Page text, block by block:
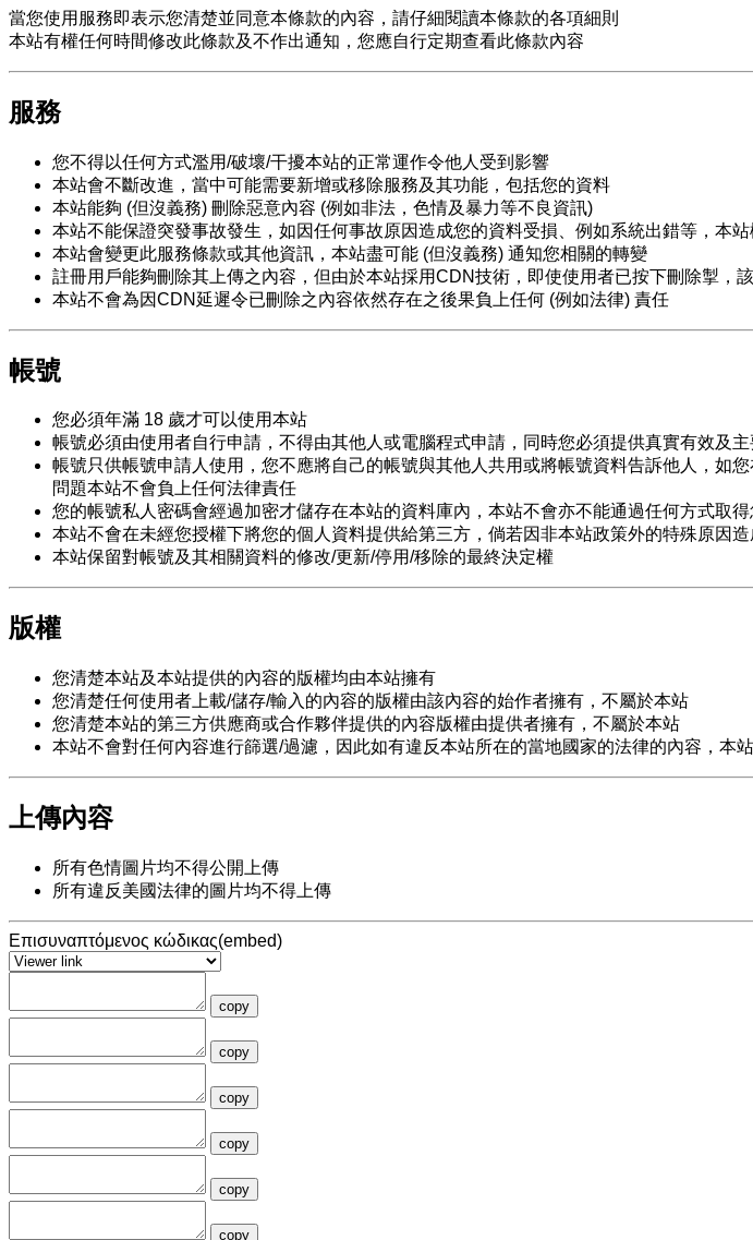
當您使用服務即表示您清楚並同意本條款的內容，請仔細閱讀本條款的各項細則
本站有權任何時間修改此條款及不作出通知，您應自行定期查看此條款內容
服務
您不得以任何方式濫用/破壞/干擾本站的正常運作令他人受到影響
本站會不斷改進，當中可能需要新增或移除服務及其功能，包括您的資料
本站能夠 (但沒義務) 刪除惡意內容 (例如非法，色情及暴力等不良資訊)
本站不能保證突發事故發生，如因任何事故原因造成您的資料受損、例如系統出錯等，本
本站會變更此服務條款或其他資訊，本站盡可能 (但沒義務) 通知您相關的轉變
註冊用戶能夠刪除其上傳之內容，但由於本站採用CDN技術，即使使用者已按下刪除掣，
本站不會為因CDN延遲令已刪除之內容依然存在之後果負上任何 (例如法律) 責任
帳號
您必須年滿 18 歲才可以使用本站
帳號必須由使用者自行申請，不得由其他人或電腦程式申請，同時您必須提供真實有效及
帳號只供帳號申請人使用，您不應將自己的帳號與其他人共用或將帳號資料告訴他人，如
問題本站不會負上任何法律責任
您的帳號私人密碼會經過加密才儲存在本站的資料庫內，本站不會亦不能通過任何方式取
本站不會在未經您授權下將您的個人資料提供給第三方，倘若因非本站政策外的特殊原因
本站保留對帳號及其相關資料的修改/更新/停用/移除的最終決定權
版權
您清楚本站及本站提供的內容的版權均由本站擁有
您清楚任何使用者上載/儲存/輸入的內容的版權由該內容的始作者擁有，不屬於本站
您清楚本站的第三方供應商或合作夥伴提供的內容版權由提供者擁有，不屬於本站
本站不會對任何內容進行篩選/過濾，因此如有違反本站所在的當地國家的法律的內容，本
上傳內容
所有色情圖片均不得公開上傳
所有違反美國法律的圖片均不得上傳
Επισυναπτόμενος κώδικας(embed)
copy
copy
copy
copy
copy
copy